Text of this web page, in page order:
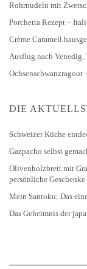
Rohrnudeln mit
Porchetta Rezept –
Crème Caramell
Ausflug nach
Ochsenschwanzragout
DIE
Schweizer Küche
Gazpacho selbst
Olivenholzbrett mit
persönliche Geschenke
Mein Santoku: Das
Das Geheimnis der